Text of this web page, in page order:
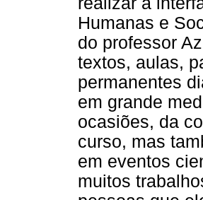
Humanas e
do professor
textos, aulas,
permanentes
em grande
ocasiões, da
curso, mas
em eventos
muitos